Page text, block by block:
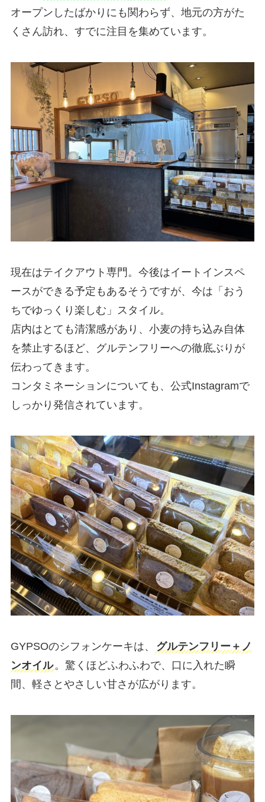
オープンしたばかりにも関わらず、地元の方がた
くさん訪れ、すでに注目を集めています。
現在はテイクアウト専門。今後はイートインスペ
ースができる予定もあるそうですが、今は「おう
ちでゆっくり楽しむ」スタイル。
店内はとても清潔感があり、小麦の持ち込み自体
を禁止するほど、グルテンフリーへの徹底ぶりが
伝わってきます。
コンタミネーションについても、公式Instagramで
しっかり発信されています。
GYPSOのシフォンケーキは、
グルテンフリー＋ノ
ンオイル 。驚くほどふわふわで、口に入れた瞬
間、軽さとやさしい甘さが広がります。